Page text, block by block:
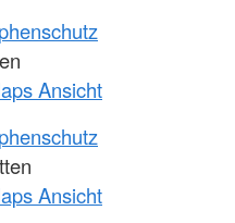
Ansicht
Ansicht